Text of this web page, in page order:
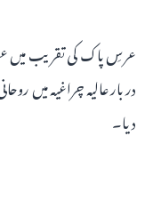
عرسِ پاک کی تقریب میں
دربار عالیہ چراغیہ میں
دیا۔